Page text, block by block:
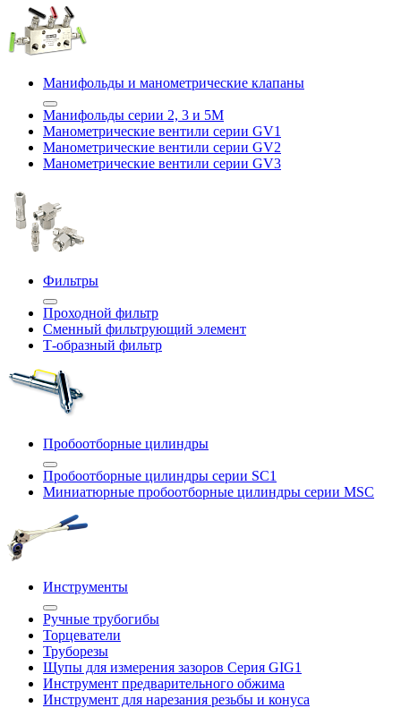
Манифольды и манометрические клапаны
Манифольды серии 2, 3 и 5М
Манометрические вентили серии GV1
Манометрические вентили серии GV2
Манометрические вентили серии GV3
Фильтры
Проходной фильтр
Сменный фильтрующий элемент
Т-образный фильтр
Пробоотборные цилиндры
Пробоотборные цилиндры серии SC1
Миниатюрные пробоотборные цилиндры серии MSC
Инструменты
Ручные трубогибы
Торцеватели
Труборезы
Щупы для измерения зазоров Cерия GIG1
Инструмент предварительного обжима
Инструмент для нарезания резьбы и конуса